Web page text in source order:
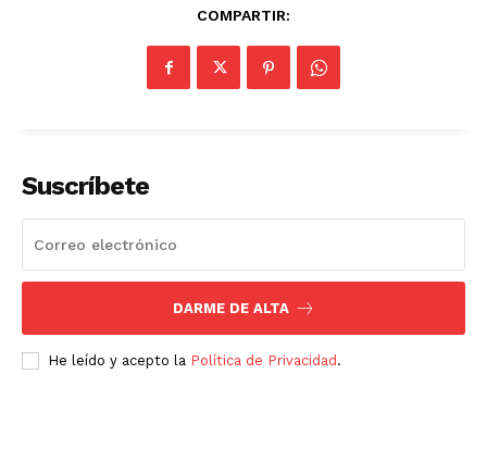
COMPARTIR:
Suscríbete
DARME DE ALTA
He leído y acepto la Política de Privacidad .